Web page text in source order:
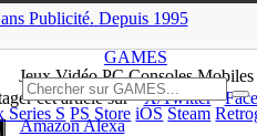
Publicité. Depuis 1995
GAMES
JeuxVidéoPC Consoles Mobiles
Series S PS Store iOS Steam
cet article sur X/Twitter
Amazon Alexa